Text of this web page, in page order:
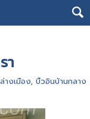
า
างเมือง, บิ้วอินบ้านกลาง